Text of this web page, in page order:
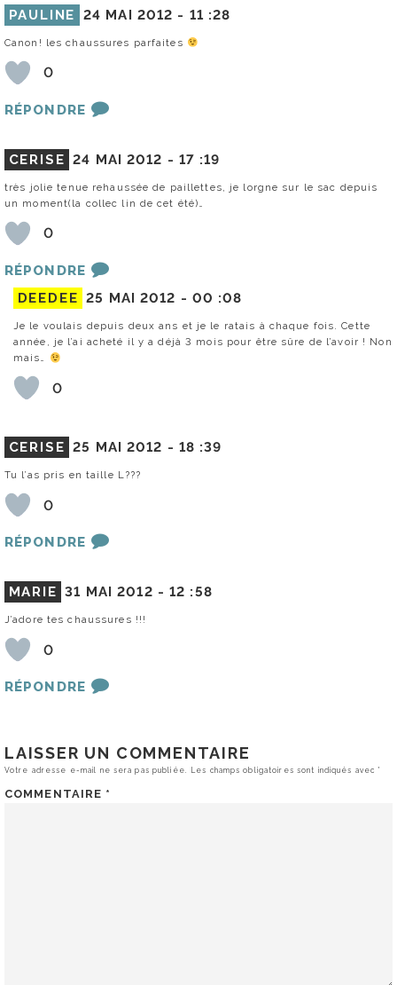
PAULINE 24 MAI 2012 - 11 :28
Canon! les chaussures parfaites
0
RÉPONDRE
CERISE 24 MAI 2012 - 17 :19
très jolie tenue rehaussée de paillettes, je lorgne sur le sac depuis
un moment(la collec lin de cet été)…
0
RÉPONDRE
DEEDEE 25 MAI 2012 - 00 :08
Je le voulais depuis deux ans et je le ratais à chaque fois. Cette
année, je l’ai acheté il y a déjà 3 mois pour être sûre de l’avoir ! Non
mais…
0
CERISE 25 MAI 2012 - 18 :39
Tu l’as pris en taille L???
0
RÉPONDRE
MARIE 31 MAI 2012 -12 :58
J’adore tes chaussures !!!
0
RÉPONDRE
LAISSER UN COMMENTAIRE
Votre adresse e-mail ne sera pas publiée. Les champs obligatoires sont indiqués avec*
COMMENTAIRE *